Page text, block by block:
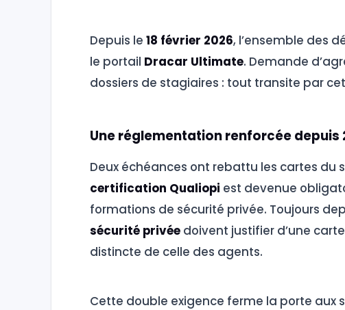
Depuis le 18 février 2026, l’ensemble des
le portail Dracar Ultimate. Demande
dossiers de stagiaires : tout transite par
Une réglementation renforcée depuis
Deux échéances ont rebattu les cartes du
certification Qualiopi est devenue
formations de sécurité privée. Toujours
sécurité privée doivent justifier d’une
distincte de celle des agents.
Cette double exigence ferme la porte aux